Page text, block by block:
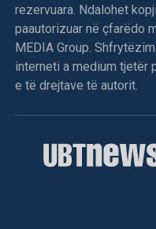
rezervuara. Ndalohet
paautorizuar në çfarëdo
MEDIA Group.
interneti a medium tjetër
e të drejtave të autorit.